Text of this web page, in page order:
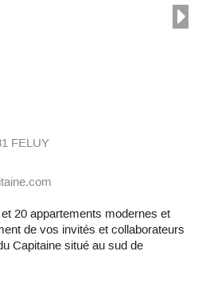
FELUY
20 appartements modernes et
de vos invités et collaborateurs
Capitaine situé au sud de